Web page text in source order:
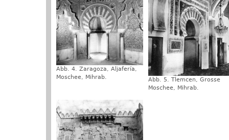
Abb. 4. Zaragoza, Aljafería,
Moschee, Mihrab.
Abb. 5. Tlemcen, Grosse
Moschee, Mihrab.